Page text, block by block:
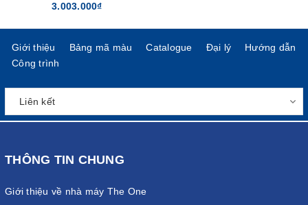
3.003.000₫
Giới thiệu Bảng mã màu Catalogue Đại lý
Hướng dẫn
Công trình
THÔNG TIN CHUNG
Giới thiệu về nhà máy The One